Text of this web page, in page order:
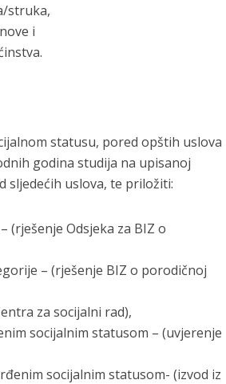
struka,
i
statusu, pored opštih uslova
godina studija na upisanoj
sljedećih uslova, te priložiti:
(rješenje Odsjeka za BIZ o
– (rješenje BIZ o porodičnoj
za socijalni rad),
socijalnim statusom – (uvjerenje
socijalnim statusom- (izvod iz